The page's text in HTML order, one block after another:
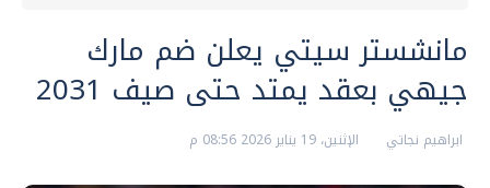
مانشستر سيتي يعلن ضم مارك
جيهي بعقد يمتد حتى صيف 2031
ابراهيم نجاتي الإثنين، 19 يناير 2026 08:56 م